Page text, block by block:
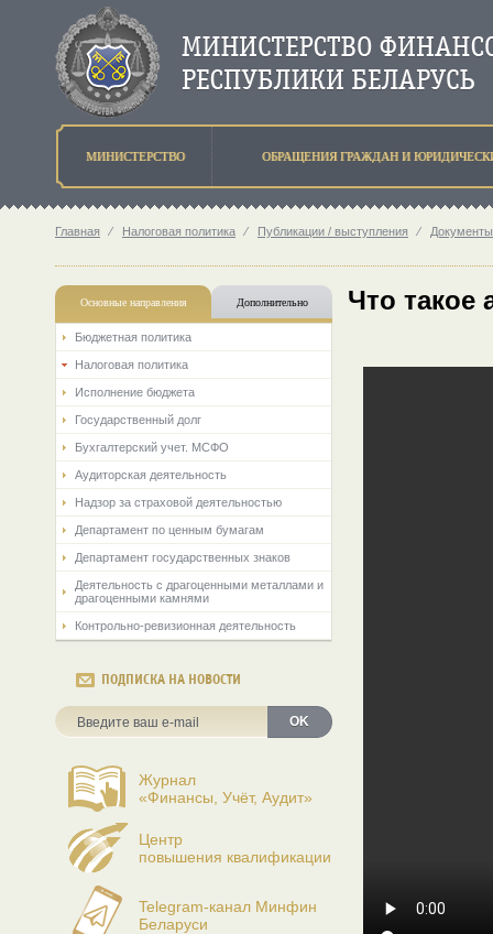
МИНИСТЕРСТВО ОБРАЩЕНИЯ ГРАЖДАН И
Главная ⁄ Налоговая политика ⁄ Публикации / выступления ⁄ Документы
Основные направления Дополнительно
Бюджетная политика
Налоговая политика
Исполнение бюджета
Государственный долг
Бухгалтерский учет. МСФО
Аудиторская деятельность
Надзор за страховой деятельностью
Департамент по ценным бумагам
Департамент государственных знаков
Деятельность с драгоценными металлами и
драгоценными камнями
Контрольно-ревизионная деятельность
ПОДПИСКА НА НОВОСТИ
OK
Журнал
«Финансы, Учёт, Аудит»
Центр
повышения квалификации
Telegram-канал Минфин
Беларуси
Что такое